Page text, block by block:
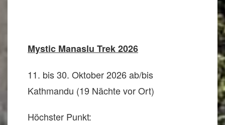
Mystic Manaslu Trek 2026
11. bis 30. Oktober 2026 ab/bis
Kathmandu (19 Nächte vor Ort)
Höchster Punkt: